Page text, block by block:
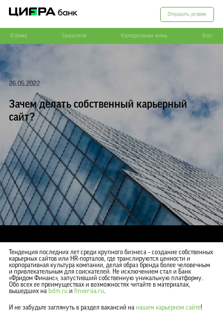
О банке Соискателю Корпоративная жизнь Блог
Отправить резюме
26.05.2022
Зачем делать собственный карьерный
сайт?
Тенденция последних лет среди крупного бизнеса – создание собственных
карьерных сайтов или HR-порталов, где транслируются ценности и
корпоративная культура компании, делая образ бренда более человечным
и привлекательным для соискателей. Не исключением стал и Банк
«Фридом Финанс», запустивший собственную уникальную платформу.
Обо всех ее преимуществах и возможностях читайте в материалах,
вышедших на bdm.ru и finversia.ru
И не забудьте заглянуть в раздел вакансий на нашем карьерном сайте!